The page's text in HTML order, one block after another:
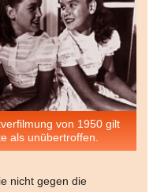
von 1950 gilt
als unübertroffen.
nicht gegen die